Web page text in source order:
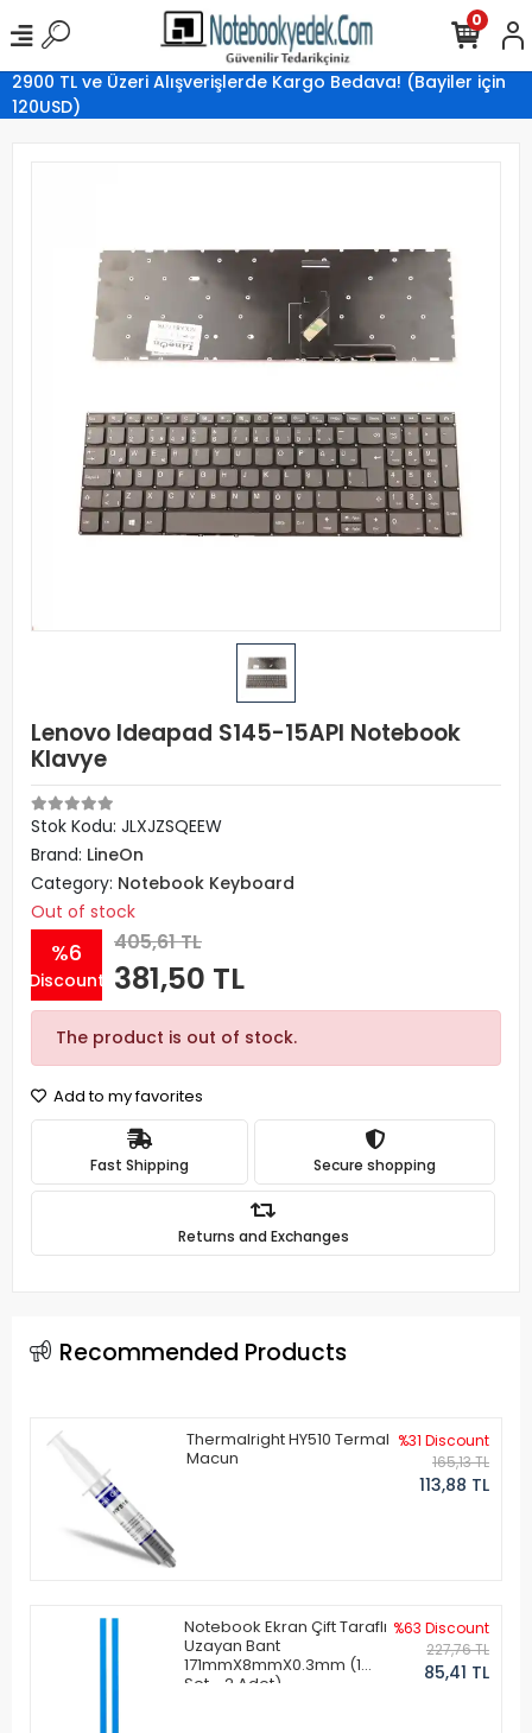
2900 TL ve Üzeri Alışverişlerde Kargo Bedava! (Bayiler için
120USD)
0
Lenovo Ideapad S145-15API Notebook
Klavye
Stok Kodu: JLXJZSQEEW
Brand: LineOn
Category: Notebook Keyboard
Out of stock
%6
Discount
405,61 TL
381,50 TL
The product is out of stock.
Add to my favorites
Fast Shipping Secure shopping
Returns and Exchanges
Recommended Products
Thermalright HY510 Termal
Macun
%31 Discount
165,13 TL
113,88 TL
Notebook Ekran Çift Taraflı
Uzayan Bant
171mmX8mmX0.3mm (1
Set - 2 Adet)
%63 Discount
227,76 TL
85,41 TL